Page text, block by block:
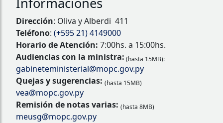
Dirección: Oliva y Alberdi 411
Teléfono: (+595 21) 4149000
Horario de Atención: 7:00hs. a 15:00hs.
Audiencias con la ministra: (hasta 15MB):
gabineteministerial@mopc.gov.py
Quejas y sugerencias: (hasta 15MB)
vea@mopc.gov.py
Remisión de notas varias: (hasta 8MB)
meusg@mopc.gov.py